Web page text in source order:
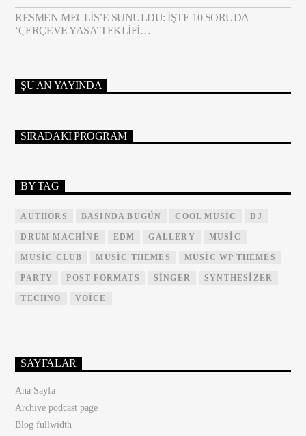
RESMEN MECLIS’E SUNULDU: İŞTE 10 SORUDA
‘ÇERÇEVE YASA’ TEKLIFI…
ŞU AN YAYINDA
SIRADAKI PROGRAM
BY TAG
AUTHORS BASINDA BUGÜN COOL MUSIC DJ
DRUM MACHINE EDM GALLERY MUSIC
MUSIC CLUB MUSIC THEMES MUSIC WP THEMES
PARTY POST FORMATS SINGER SYNTHESIZER
TECHNO VOICE
SAYFALAR
Ana Sayfa
Archive podcast page
Blog fullwidth